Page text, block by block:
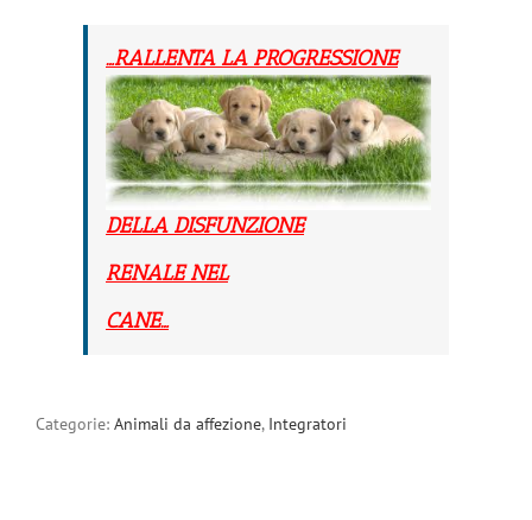
…RALLENTA LA PROGRESSIONE
DELLA DISFUNZIONE
RENALE NEL
CANE…
Categorie: Animali da affezione, Integratori